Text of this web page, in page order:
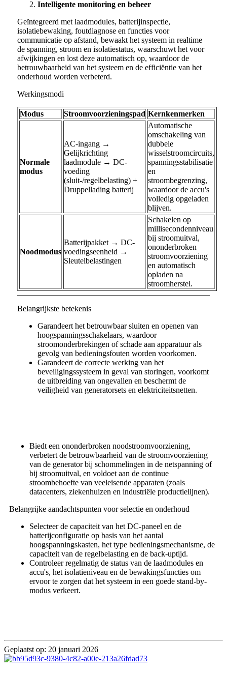
Intelligente monitoring en beheer
Geïntegreerd met laadmodules, batterijinspectie,
isolatiebewaking, foutdiagnose en functies voor
communicatie op afstand, bewaakt het systeem in realtime
de spanning, stroom en isolatiestatus, waarschuwt het voor
afwijkingen en lost deze automatisch op, waardoor de
betrouwbaarheid van het systeem en de efficiëntie van het
onderhoud worden verbeterd.
Werkingsmodi
Modus Stroomvoorzieningspad Kernkenmerken
Normale
modus
AC-ingang →
Gelijkrichting
laadmodule → DC-
voeding
(sluit-/regelbelasting) +
Druppellading batterij
Automatische
omschakeling van
dubbele
wisselstroomcircuits,
spanningsstabilisatie
en
stroombegrenzing,
waardoor de accu's
volledig opgeladen
blijven.
Noodmodus
Batterijpakket → DC-
voedingseenheid →
Sleutelbelastingen
Schakelen op
millisecondenniveau
bij stroomuitval,
ononderbroken
stroomvoorziening
en automatisch
opladen na
stroomherstel.
Belangrijkste betekenis
Garandeert het betrouwbaar sluiten en openen van
hoogspanningsschakelaars, waardoor
stroomonderbrekingen of schade aan apparatuur als
gevolg van bedieningsfouten worden voorkomen.
Garandeert de correcte werking van het
beveiligingssysteem in geval van storingen, voorkomt
de uitbreiding van ongevallen en beschermt de
veiligheid van generatorsets en elektriciteitsnetten.
Biedt een ononderbroken noodstroomvoorziening,
verbetert de betrouwbaarheid van de stroomvoorziening
van de generator bij schommelingen in de netspanning of
bij stroomuitval, en voldoet aan de continue
stroombehoefte van veeleisende apparaten (zoals
datacenters, ziekenhuizen en industriële productielijnen).
Belangrijke aandachtspunten voor selectie en onderhoud
Selecteer de capaciteit van het DC-paneel en de
batterijconfiguratie op basis van het aantal
hoogspanningskasten, het type bedieningsmechanisme, de
capaciteit van de regelbelasting en de back-uptijd.
Controleer regelmatig de status van de laadmodules en
accu's, het isolatieniveau en de bewakingsfuncties om
ervoor te zorgen dat het systeem in een goede stand-by-
modus verkeert.
Geplaatst op: 20 januari 2026